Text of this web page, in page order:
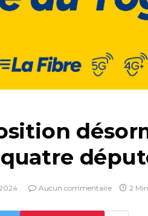
Aucun commentaire 2